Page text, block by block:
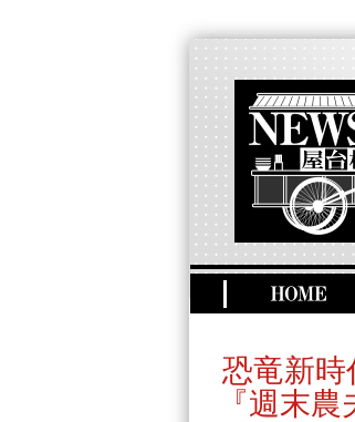
恐竜新
『週末